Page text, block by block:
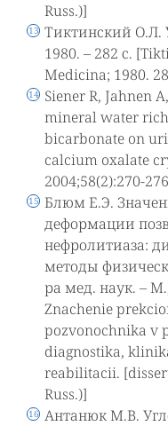
Russ.)]
Тиктинский О.Л.
1980. – 282 с.
Medicina; 1980.
Siener R, Jahnen
mineral water
bicarbonate on
calcium oxalate
2004;58(2):270-
Блюм Е.Э.
деформации
нефролитиаза:
методы
ра мед. наук. –
Znachenie
pozvonochnika v
diagnostika,
reabilitacii.
Russ.)]
Антанюк М.В.